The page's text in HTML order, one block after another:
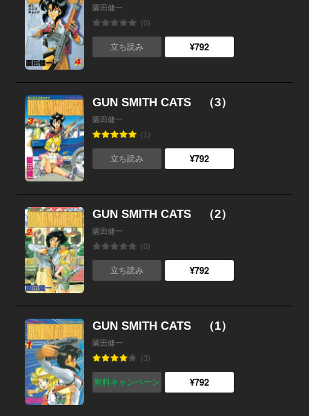
園田健一
(0)
立ち読み ¥792
GUN SMITH CATS （3）
園田健一
(1)
立ち読み ¥792
GUN SMITH CATS （2）
園田健一
(0)
立ち読み ¥792
GUN SMITH CATS （1）
園田健一
(3)
無料キャンペーン ¥792